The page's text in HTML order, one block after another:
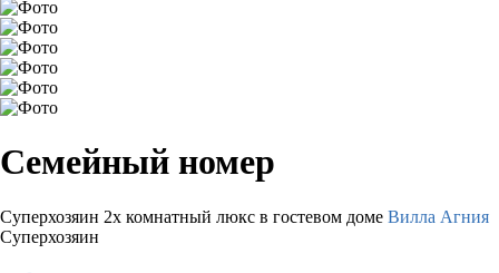
Семейный номер
Суперхозяин 2х комнатный люкс в гостевом доме Вилла Агния
Суперхозяин